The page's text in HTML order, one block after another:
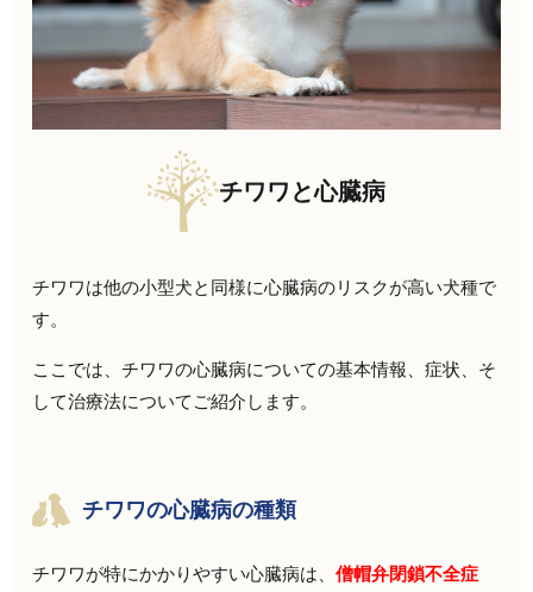
チワワと心臓病
チワワは他の小型犬と同様に心臓病のリスクが高い犬種で
す。
ここでは、チワワの心臓病についての基本情報、症状、そ
して治療法についてご紹介します。
チワワの心臓病の種類
チワワが特にかかりやすい心臓病は、僧帽弁閉鎖不全症